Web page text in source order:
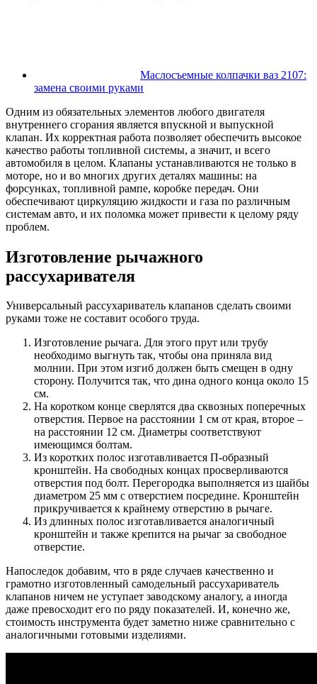
Маслосъемные колпачки ваз 2107:
замена своими руками
Одним из обязательных элементов любого двигателя
внутреннего сгорания является впускной и выпускной
клапан. Их корректная работа позволяет обеспечить высокое
качество работы топливной системы, а значит, и всего
автомобиля в целом. Клапаны устанавливаются не только в
моторе, но и во многих других деталях машины: на
форсунках, топливной рампе, коробке передач. Они
обеспечивают циркуляцию жидкости и газа по различным
системам авто, и их поломка может привести к целому ряду
проблем.
Изготовление рычажного
рассухаривателя
Универсальный рассухариватель клапанов сделать своими
руками тоже не составит особого труда.
Изготовление рычага. Для этого прут или трубу
необходимо выгнуть так, чтобы она приняла вид
молнии. При этом изгиб должен быть смещен в одну
сторону. Получится так, что дина одного конца около 15
см.
На коротком конце сверлятся два сквозных поперечных
отверстия. Первое на расстоянии 1 см от края, второе –
на расстоянии 12 см. Диаметры соответствуют
имеющимся болтам.
Из коротких полос изготавливается П-образный
кронштейн. На свободных концах просверливаются
отверстия под болт. Перегородка выполняется из шайбы
диаметром 25 мм с отверстием посредине. Кронштейн
прикручивается к крайнему отверстию в рычаге.
Из длинных полос изготавливается аналогичный
кронштейн и также крепится на рычаг за свободное
отверстие.
Напоследок добавим, что в ряде случаев качественно и
грамотно изготовленный самодельный рассухариватель
клапанов ничем не уступает заводскому аналогу, а иногда
даже превосходит его по ряду показателей. И, конечно же,
стоимость инструмента будет заметно ниже сравнительно с
аналогичными готовыми изделиями.